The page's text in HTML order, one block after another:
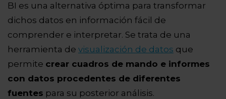
BI es una alternativa óptima para transformar
dichos datos en información fácil de
comprender e interpretar. Se trata de una
herramienta de visualización de datos que
permite crear cuadros de mando e informes
con datos procedentes de diferentes
fuentes para su posterior análisis.